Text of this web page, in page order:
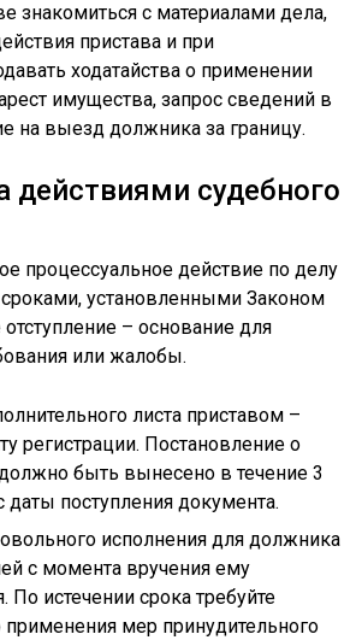
знакомиться с материалами дела,
пристава и при
ходатайства о применении
имущества, запрос сведений в
на выезд должника за границу.
действиями судебного
процессуальное действие по делу
сроками, установленными Законом
– основание для
или жалобы.
листа приставом –
регистрации. Постановление о
быть вынесено в течение 3
даты поступления документа.
исполнения для должника
с момента вручения ему
По истечении срока требуйте
мер принудительного